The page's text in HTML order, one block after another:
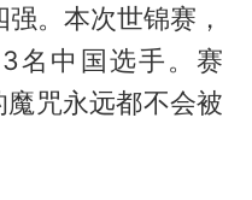
强。本次世锦赛，
名中国选手。赛
咒永远都不会被